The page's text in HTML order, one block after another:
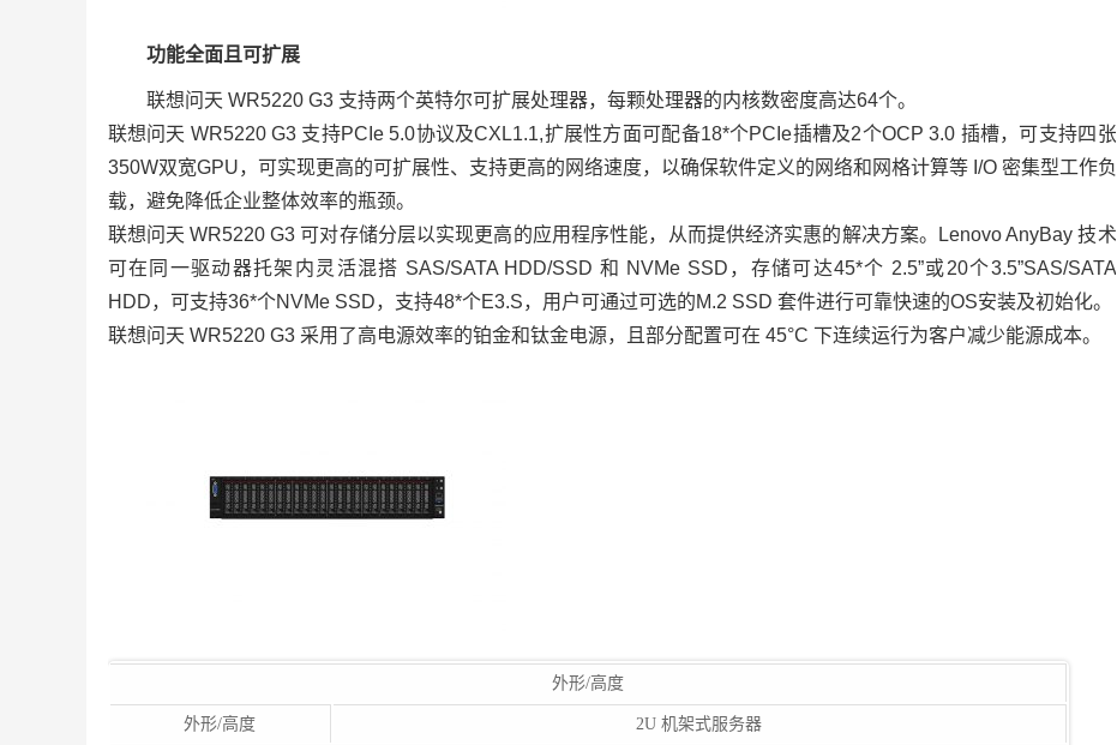
功能全面且可扩展
联想问天 WR5220 G3 支持两个英特尔可扩展处理器，每颗处理器的内核数密度高达64个。
联想问天 WR5220 G3 支持PCIe 5.0协议及CXL1.1,扩展性方面可配备18*个PCIe插槽及2个OCP 3.0 插槽，可支持四张
350W双宽GPU，可实现更高的可扩展性、支持更高的网络速度，以确保软件定义的网络和网格计算等 I/O 密集型工作负
载，避免降低企业整体效率的瓶颈。
联想问天 WR5220 G3 可对存储分层以实现更高的应用程序性能，从而提供经济实惠的解决方案。Lenovo AnyBay 技术
可在同一驱动器托架内灵活混搭 SAS/SATA HDD/SSD 和 NVMe SSD，存储可达45*个 2.5”或20个3.5”SAS/SATA
HDD，可支持36*个NVMe SSD，支持48*个E3.S，用户可通过可选的M.2 SSD 套件进行可靠快速的OS安装及初始化。
联想问天 WR5220 G3 采用了高电源效率的铂金和钛金电源，且部分配置可在 45°C 下连续运行为客户减少能源成本。
外形/高度
外形/高度 2U 机架式服务器